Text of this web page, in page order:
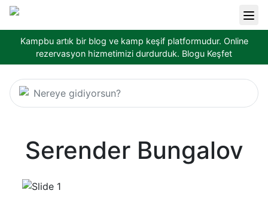
Kampbu artık bir blog ve kamp keşif platformudur. Online
rezervasyon hizmetimizi durdurduk. Blogu Keşfet
Nereye gidiyorsun?
Serender Bungalov